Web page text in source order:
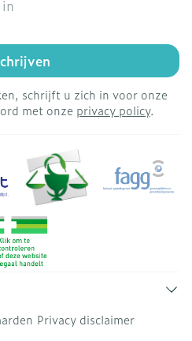
schrijft u zich in voor onze
met onze privacy policy.
Privacy disclaimer